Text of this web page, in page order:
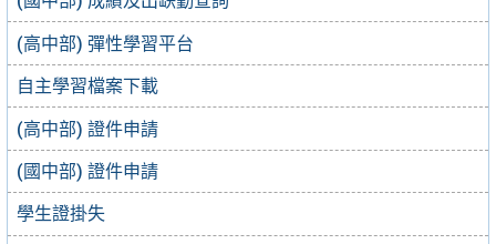
(高中部) 彈性學習平台
自主學習檔案下載
(高中部) 證件申請
(國中部) 證件申請
學生證掛失